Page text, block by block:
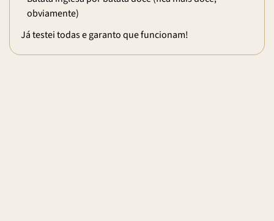
obviamente)
Já testei todas e garanto que funcionam!